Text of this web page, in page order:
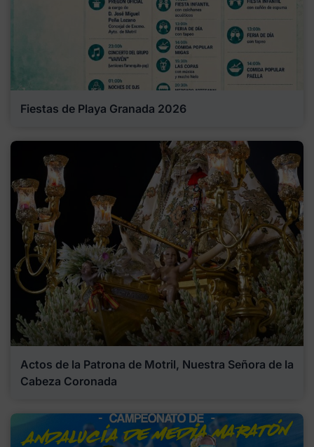
Fiestas de Playa Granada 2026
Actos de la Patrona de Motril, Nuestra Señora de la
Cabeza Coronada